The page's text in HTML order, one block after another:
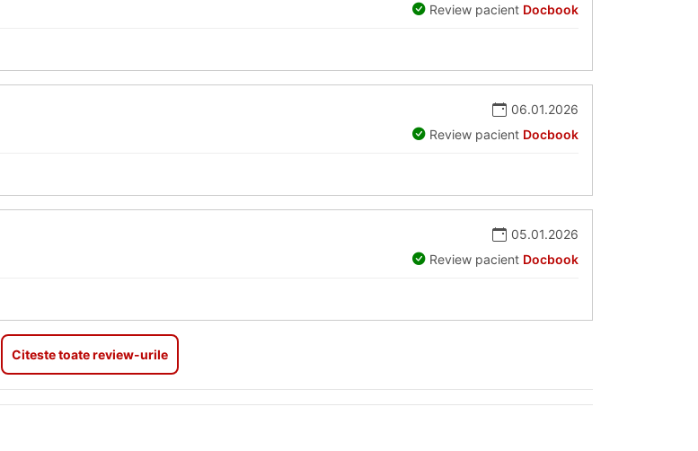
Review pacient Docbook
06.01.2026
Review pacient Docbook
05.01.2026
Review pacient Docbook
Citeste toate review-urile